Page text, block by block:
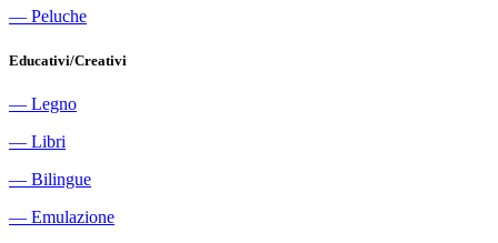
― Peluche
Educativi/Creativi
― Legno
― Libri
― Bilingue
― Emulazione